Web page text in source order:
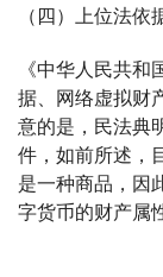
（四）上位法依
《中华人民共
据、网络虚拟财
意的是，民法典
件，如前所述，
是一种商品，因
字货币的财产属